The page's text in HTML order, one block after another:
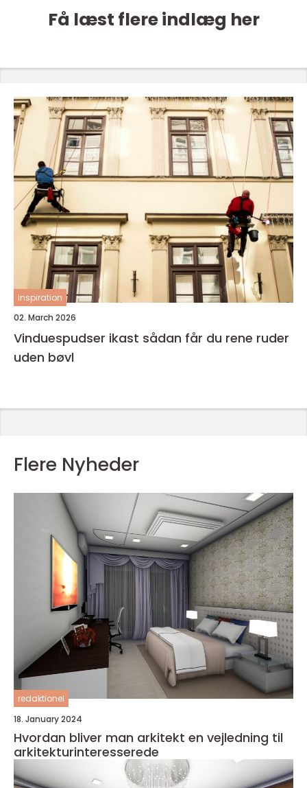
Få læst flere indlæg her
inspiration
02. March 2026
Vinduespudser ikast sådan får du rene ruder
uden bøvl
Flere Nyheder
redaktionel
18. January 2024
Hvordan bliver man arkitekt en vejledning til
arkitekturinteresserede